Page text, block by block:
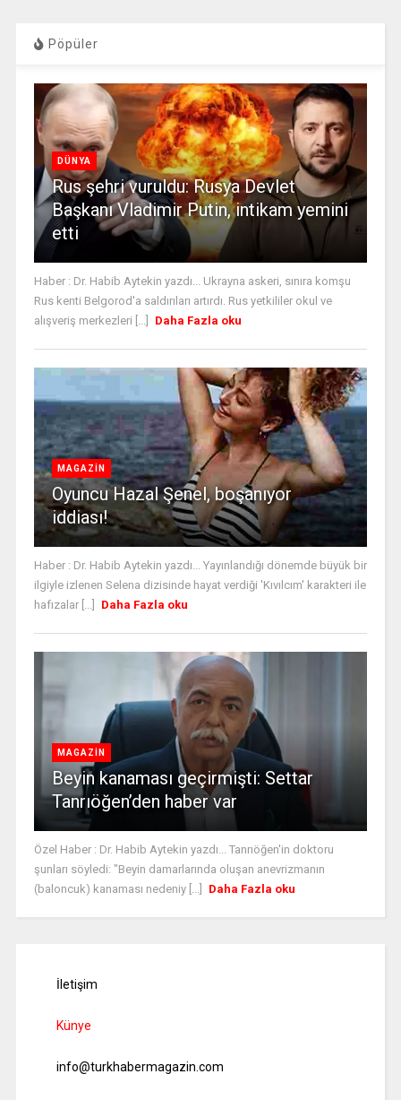
Pöpüler
DÜNYA
Rus şehri vuruldu: Rusya Devlet
Başkanı Vladimir Putin, intikam yemini
etti
Haber : Dr. Habib Aytekin yazdı... Ukrayna askeri, sınıra komşu
Rus kenti Belgorod'a saldırıları artırdı. Rus yetkililer okul ve
alışveriş merkezleri [...]
Daha Fazla oku
MAGAZİN
Oyuncu Hazal Şenel, boşanıyor
iddiası!
Haber : Dr. Habib Aytekin yazdı... Yayınlandığı dönemde büyük bir
ilgiyle izlenen Selena dizisinde hayat verdiği 'Kıvılcım' karakteri ile
hafızalar [...]
Daha Fazla oku
MAGAZİN
Beyin kanaması geçirmişti: Settar
Tanrıöğen’den haber var
Özel Haber : Dr. Habib Aytekin yazdı... Tanrıöğen'in doktoru
şunları söyledi: "Beyin damarlarında oluşan anevrizmanın
(baloncuk) kanaması nedeniy [...]
Daha Fazla oku
İletişim
Künye
info@turkhabermagazin.com